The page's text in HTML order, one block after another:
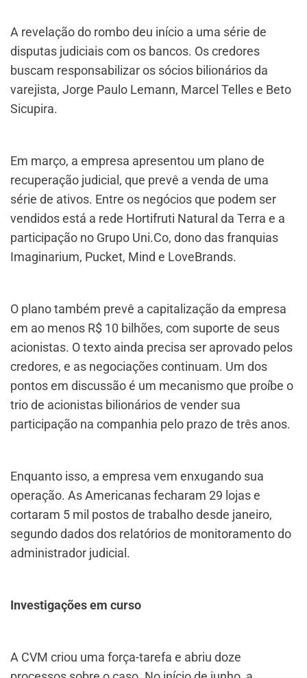
A revelação do rombo deu início a uma série de
disputas judiciais com os bancos. Os credores
buscam responsabilizar os sócios bilionários da
varejista, Jorge Paulo Lemann, Marcel Telles e Beto
Sicupira.
Em março, a empresa apresentou um plano de
recuperação judicial, que prevê a venda de uma
série de ativos. Entre os negócios que podem ser
vendidos está a rede Hortifruti Natural da Terra e a
participação no Grupo Uni.Co, dono das franquias
Imaginarium, Pucket, Mind e LoveBrands.
O plano também prevê a capitalização da empresa
em ao menos R$ 10 bilhões, com suporte de seus
acionistas. O texto ainda precisa ser aprovado pelos
credores, e as negociações continuam. Um dos
pontos em discussão é um mecanismo que proíbe o
trio de acionistas bilionários de vender sua
participação na companhia pelo prazo de três anos.
Enquanto isso, a empresa vem enxugando sua
operação. As Americanas fecharam 29 lojas e
cortaram 5 mil postos de trabalho desde janeiro,
segundo dados dos relatórios de monitoramento do
administrador judicial.
Investigações em curso
A CVM criou uma força-tarefa e abriu doze